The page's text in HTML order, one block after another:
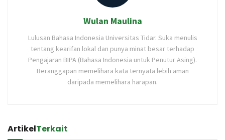
Wulan Maulina
Lulusan Bahasa Indonesia Universitas Tidar. Suka menulis
tentang kearifan lokal dan punya minat besar terhadap
Pengajaran BIPA (Bahasa Indonesia untuk Penutur Asing).
Beranggapan memelihara kata ternyata lebih aman
daripada memelihara harapan.
ArtikelTerkait